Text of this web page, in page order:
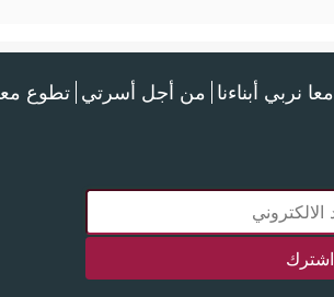
معا نربي أبناءنا من أجل أسرتي تطوع